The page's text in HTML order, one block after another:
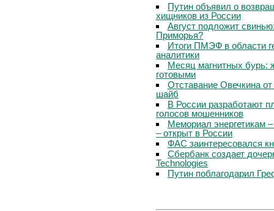
Путин объявил о
хищников из России
Август подложит
Приморья?
Итоги ПМЭФ в области
аналитики
Месяц магнитных бурь:
готовыми
Отставание Овечкина
шайб
В России разработают
голосов мошенников
Мемориал энергетикам
– открыт в России
ФАС заинтересовался
Сбербанк создает
Technologies
Путин поблагодарил